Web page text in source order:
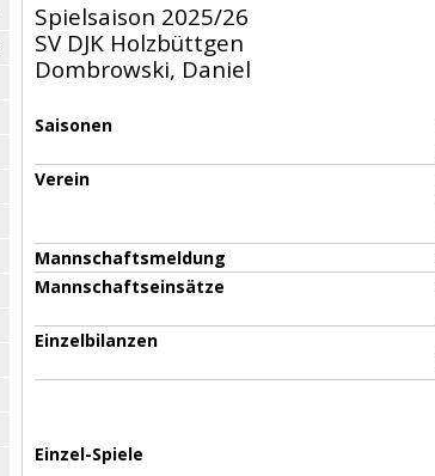
Spielsaison 2025/26
SV DJK Holzbüttgen
Dombrowski, Daniel
Saisonen
Verein
Mannschaftsmeldung
Mannschaftseinsätze
Einzelbilanzen
Einzel-Spiele